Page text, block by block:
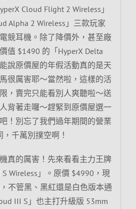
Cloud Flight 2 Wireless」
Alpha 2 Wireless」三款玩家
競耳機。除了降價外，甚至廠
值 $1490 的「HyperX Delta
說原價屋的年假活動真的是天
很厲害耶～當然啦，這樣的活
，賣完只能看別人爽聽啦～送
背著走囉～趕緊到原價屋選一
！別忘了我們過年期間的營業
，千萬別撲空啊！
真的厲害！先來看看主力王牌
S Wireless」。原價 $4990，現
不管黑、黑紅還是白色版本通
III S」也主打升級版 53mm